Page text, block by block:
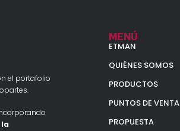
el portafolio
la
MENÚ
ETMAN
QUIÉNES SOMOS
PRODUCTOS
PUNTOS DE VENTA
PROPUESTA